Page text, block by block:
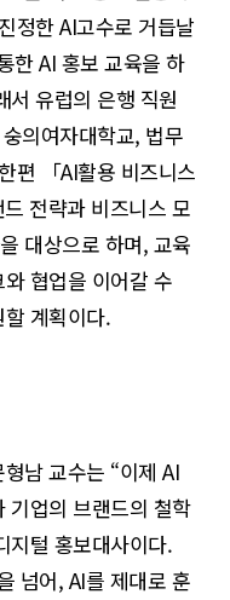
정한 AI고수로 거듭날
한 AI 홍보 교육을 하
서 유럽의 은행 직원
의여자대학교, 법무
편 「AI활용 비즈니스
전략과 비즈니스 모
대상으로 하며, 교육
협업을 이어갈 수
계획이다.
남 교수는 “이제 AI
기업의 브랜드의 철학
지털 홍보대사이다.
넘어, AI를 제대로 훈